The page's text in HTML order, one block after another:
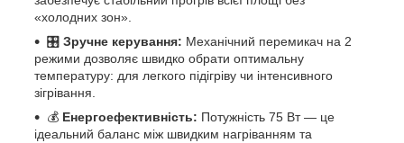
«холодних зон».
🎛️ Зручне керування: Механічний перемикач на 2
режими дозволяє швидко обрати оптимальну
температуру: для легкого підігріву чи інтенсивного
зігрівання.
💰 Енергоефективність: Потужність 75 Вт — це
ідеальний баланс між швидким нагріванням та